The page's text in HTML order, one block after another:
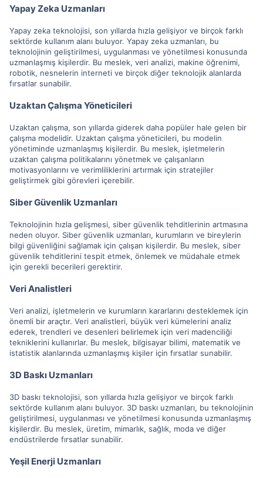
Yapay Zeka Uzmanları
Yapay zeka teknolojisi, son yıllarda hızla gelişiyor ve birçok farklı
sektörde kullanım alanı buluyor. Yapay zeka uzmanları, bu
teknolojinin geliştirilmesi, uygulanması ve yönetilmesi konusunda
uzmanlaşmış kişilerdir. Bu meslek, veri analizi, makine öğrenimi,
robotik, nesnelerin interneti ve birçok diğer teknolojik alanlarda
fırsatlar sunabilir.
Uzaktan Çalışma Yöneticileri
Uzaktan çalışma, son yıllarda giderek daha popüler hale gelen bir
çalışma modelidir. Uzaktan çalışma yöneticileri, bu modelin
yönetiminde uzmanlaşmış kişilerdir. Bu meslek, işletmelerin
uzaktan çalışma politikalarını yönetmek ve çalışanların
motivasyonlarını ve verimliliklerini artırmak için stratejiler
geliştirmek gibi görevleri içerebilir.
Siber Güvenlik Uzmanları
Teknolojinin hızla gelişmesi, siber güvenlik tehditlerinin artmasına
neden oluyor. Siber güvenlik uzmanları, kurumların ve bireylerin
bilgi güvenliğini sağlamak için çalışan kişilerdir. Bu meslek, siber
güvenlik tehditlerini tespit etmek, önlemek ve müdahale etmek
için gerekli becerileri gerektirir.
Veri Analistleri
Veri analizi, işletmelerin ve kurumların kararlarını desteklemek için
önemli bir araçtır. Veri analistleri, büyük veri kümelerini analiz
ederek, trendleri ve desenleri belirlemek için veri madenciliği
tekniklerini kullanırlar. Bu meslek, bilgisayar bilimi, matematik ve
istatistik alanlarında uzmanlaşmış kişiler için fırsatlar sunabilir.
3D Baskı Uzmanları
3D baskı teknolojisi, son yıllarda hızla gelişiyor ve birçok farklı
sektörde kullanım alanı buluyor. 3D baskı uzmanları, bu teknolojinin
geliştirilmesi, uygulanması ve yönetilmesi konusunda uzmanlaşmış
kişilerdir. Bu meslek, üretim, mimarlık, sağlık, moda ve diğer
endüstrilerde fırsatlar sunabilir.
Yeşil Enerji Uzmanları